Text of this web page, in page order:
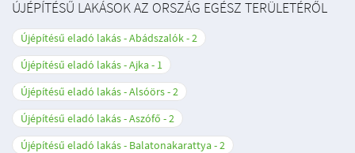
ÚJÉPÍTÉSŰ LAKÁSOK AZ ORSZÁG EGÉSZ TERÜLETÉRŐL
Újépítésű eladó lakás - Abádszalók 2
Újépítésű eladó lakás - Ajka
1
Újépítésű eladó lakás - Alsóörs 2
Újépítésű eladó lakás - Aszófő
2
Újépítésű eladó lakás - Balatonakarattya 2